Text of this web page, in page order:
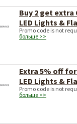
Buy 2 get
LED Lights &
Promo code is not
больше >>
Extra 5% off
LED Lights &
Promo code is not
больше >>